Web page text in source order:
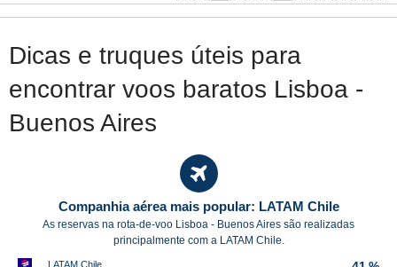
Dicas e truques úteis para
encontrar voos baratos Lisboa -
Buenos Aires
Companhia aérea mais popular: LATAM Chile
As reservas na rota-de-voo Lisboa - Buenos Aires são realizadas
principalmente com a LATAM Chile.
LATAM Chile